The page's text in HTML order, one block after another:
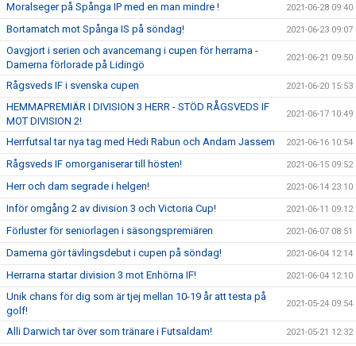
Moralseger på Spånga IP med en man mindre ! 2021-06-28 09:40
Bortamatch mot Spånga IS på söndag! 2021-06-23 09:07
Oavgjort i serien och avancemang i cupen för herrarna -
Damerna förlorade på Lidingö
2021-06-21 09:50
Rågsveds IF i svenska cupen 2021-06-20 15:53
HEMMAPREMIÄR I DIVISION 3 HERR - STÖD RÅGSVEDS IF
MOT DIVISION 2!
2021-06-17 10:49
Herrfutsal tar nya tag med Hedi Rabun och Andam Jassem 2021-06-16 10:54
Rågsveds IF omorganiserar till hösten! 2021-06-15 09:52
Herr och dam segrade i helgen! 2021-06-14 23:10
Inför omgång 2 av division 3 och Victoria Cup! 2021-06-11 09:12
Förluster för seniorlagen i säsongspremiären 2021-06-07 08:51
Damerna gör tävlingsdebut i cupen på söndag! 2021-06-04 12:14
Herrarna startar division 3 mot Enhörna IF! 2021-06-04 12:10
Unik chans för dig som är tjej mellan 10-19 år att testa på
golf!
2021-05-24 09:54
Alli Darwich tar över som tränare i Futsaldam! 2021-05-21 12:32